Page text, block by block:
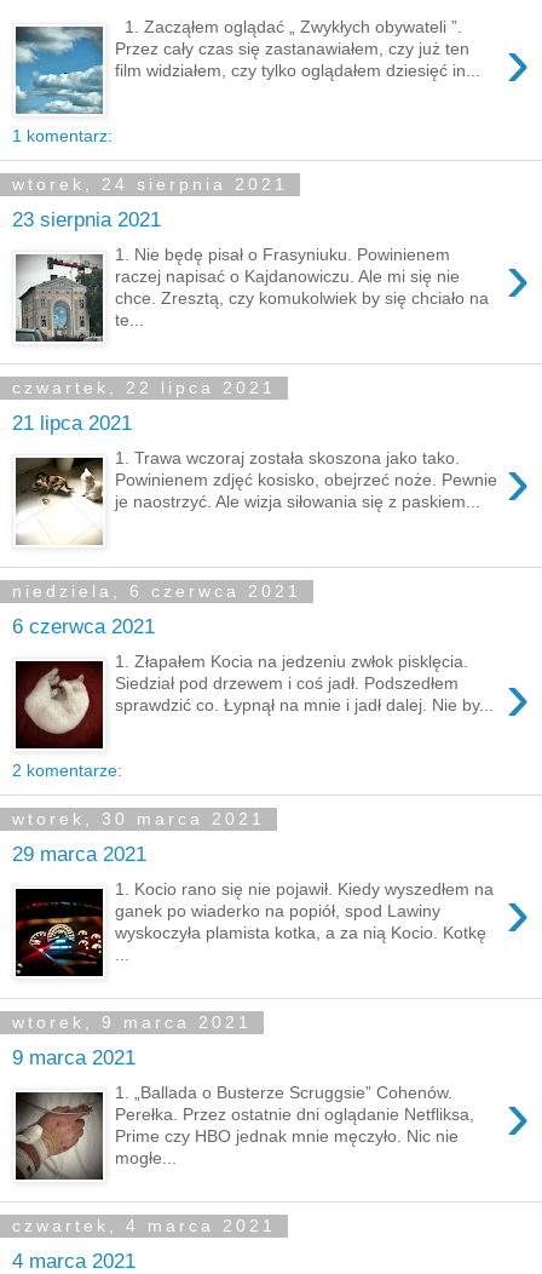
›
1. Zacząłem oglądać „ Zwykłych obywateli ”.
Przez cały czas się zastanawiałem, czy już ten
film widziałem, czy tylko oglądałem dziesięć in...
1 komentarz:
wtorek, 24 sierpnia 2021
23 sierpnia 2021
›
1. Nie będę pisał o Frasyniuku. Powinienem
raczej napisać o Kajdanowiczu. Ale mi się nie
chce. Zresztą, czy komukolwiek by się chciało na
te...
czwartek, 22 lipca 2021
21 lipca 2021
›
1. Trawa wczoraj została skoszona jako tako.
Powinienem zdjęć kosisko, obejrzeć noże. Pewnie
je naostrzyć. Ale wizja siłowania się z paskiem...
niedziela, 6 czerwca 2021
6 czerwca 2021
›
1. Złapałem Kocia na jedzeniu zwłok pisklęcia.
Siedział pod drzewem i coś jadł. Podszedłem
sprawdzić co. Łypnął na mnie i jadł dalej. Nie by...
2 komentarze:
wtorek, 30 marca 2021
29 marca 2021
›
1. Kocio rano się nie pojawił. Kiedy wyszedłem na
ganek po wiaderko na popiół, spod Lawiny
wyskoczyła plamista kotka, a za nią Kocio. Kotkę
wtorek, 9 marca 2021
9 marca 2021
›
1. „Ballada o Busterze Scruggsie” Cohenów.
Perełka. Przez ostatnie dni oglądanie Netfliksa,
Prime czy HBO jednak mnie męczyło. Nic nie
mogłe...
czwartek, 4 marca 2021
4 marca 2021